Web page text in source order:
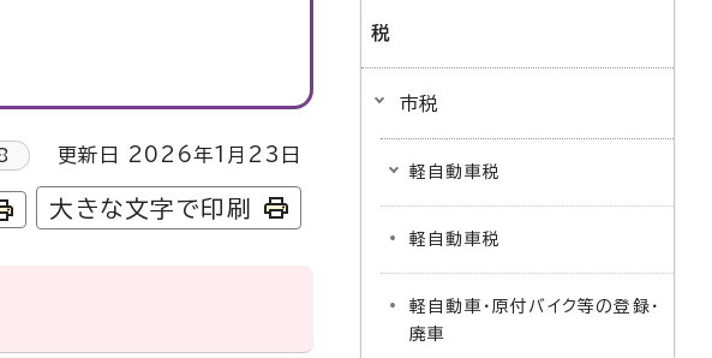
更新日 2026年1月23日
大きな文字で印刷
税
市税
軽自動車税
軽自動車税
軽自動車・原付バイク等の登録・
廃車